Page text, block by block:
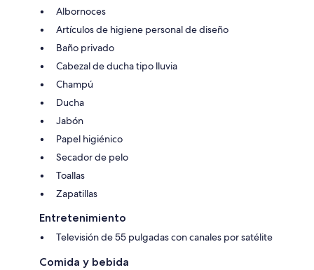
Albornoces
Artículos de higiene personal de diseño
Baño privado
Cabezal de ducha tipo lluvia
Champú
Ducha
Jabón
Papel higiénico
Secador de pelo
Toallas
Zapatillas
Entretenimiento
Televisión de 55 pulgadas con canales por satélite
Comida y bebida